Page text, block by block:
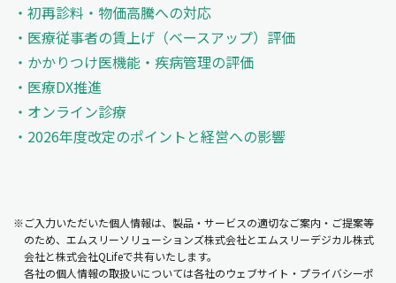
初再診料・物価高騰への対応
医療従事者の賃上げ（ベースアップ）評価
かかりつけ医機能・疾病管理の評価
医療DX推進
オンライン診療
2026年度改定のポイントと経営への影響
※ご入力いただいた個人情報は、製品・サービスの適切なご案内・ご提案等
のため、エムスリーソリューションズ株式会社とエムスリーデジカル株式
会社と株式会社QLifeで共有いたします。
各社の個人情報の取扱いについては各社のウェブサイト・プライバシーポ